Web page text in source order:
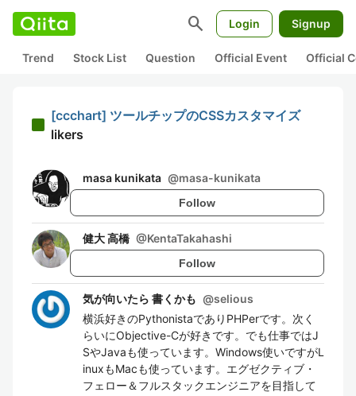
search Login Signup
Trend Stock List Question Official Event Official
[ccchart] ツールチップのCSSカスタマイズ
likers
masa kunikata @masa-kunikata
Follow
健大 高橋 @KentaTakahashi
Follow
気が向いたら 書くかも @selious
横浜好きのPythonistaでありPHPerです。次く
らいにObjective-Cが好きです。でも仕事ではJ
SやJavaも使っています。Windows使いですがL
inuxもMacも使っています。エグゼクティブ・
フェロー＆フルスタックエンジニアを目指して